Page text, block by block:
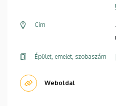
Cím
Épület, emelet, szobaszám
Weboldal